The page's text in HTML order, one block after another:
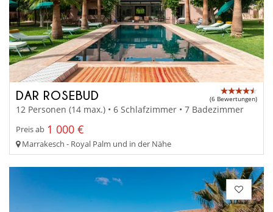
DAR ROSEBUD (6 Bewertungen)
12 Personen (14 max.) • 6 Schlafzimmer • 7 Badezimmer
Preis ab 1 000 €
Marrakesch - Royal Palm und in der Nähe